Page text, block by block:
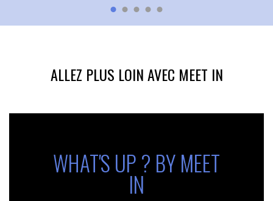
ALLEZ PLUS LOIN AVEC MEET IN
WHAT'S UP ? BY MEET
IN